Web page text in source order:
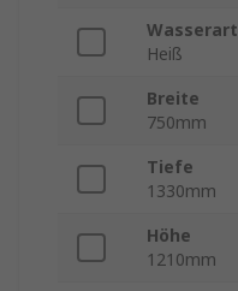
Wasserart
Heiß
Breite
750mm
Tiefe
1330mm
Höhe
1210mm